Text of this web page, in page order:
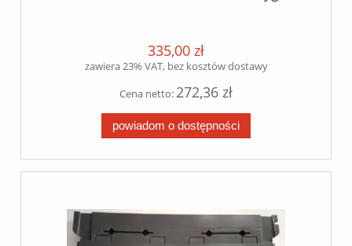
335,00 zł
zawiera 23% VAT, bez kosztów dostawy
Cena netto: 272,36 zł
powiadom o dostępności